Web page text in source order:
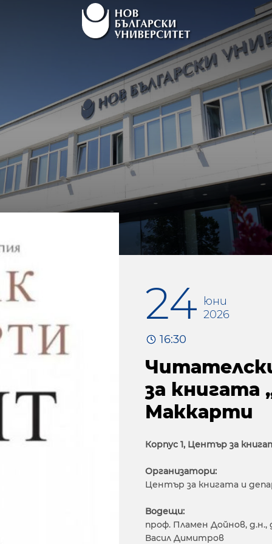
24 юни
2026
16:30
за
Маккарти
Корпус 1, Център за
Организатори:
Център за книгата и
Водещи:
проф. Пламен Дойнов,
Васил Димитров